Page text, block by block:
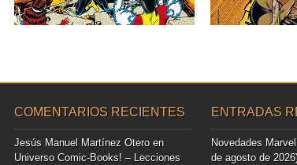
▶
COMENTARIOS RECIENTES
Jesús Manuel Martínez Oteroen
Universo Comic-Books! – Lecciones
ENTRADAS
Novedades
de agosto de